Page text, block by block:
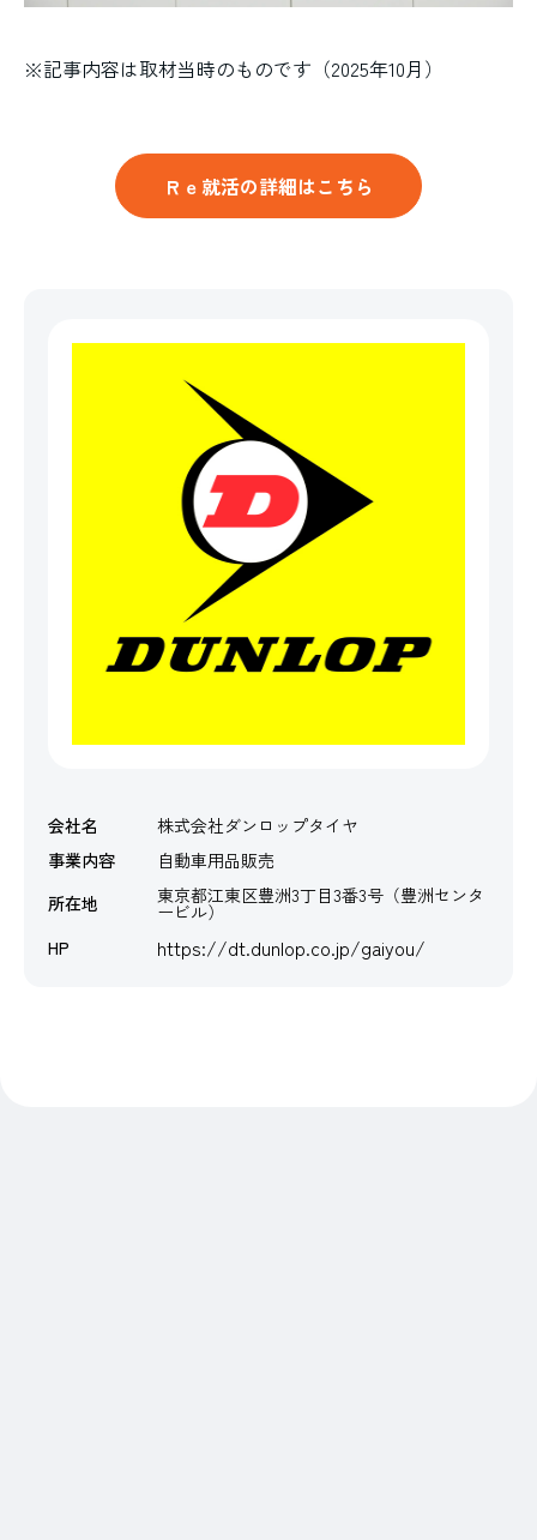
※記事内容は取材当時のものです（2025年10月）
Ｒｅ就活の詳細はこちら
会社名
株式会社ダンロップタイヤ
事業内容
自動車用品販売
所在地
東京都江東区豊洲3丁目3番3号（豊洲センタ
ービル）
HP
https://dt.dunlop.co.jp/gaiyou/